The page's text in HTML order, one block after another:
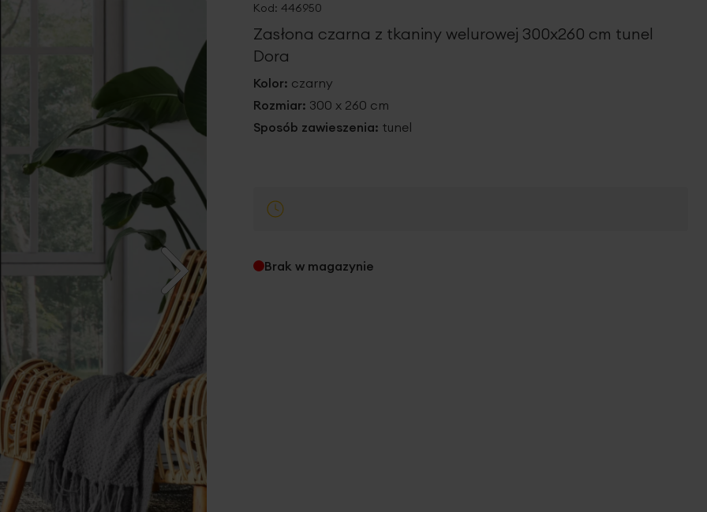
Kod: 446950
Zasłona czarna z tkaniny welurowej 300x260 cm tunel
Dora
Kolor: czarny
Rozmiar: 300 x 260 cm
Sposób zawieszenia: tunel
Brak w magazynie